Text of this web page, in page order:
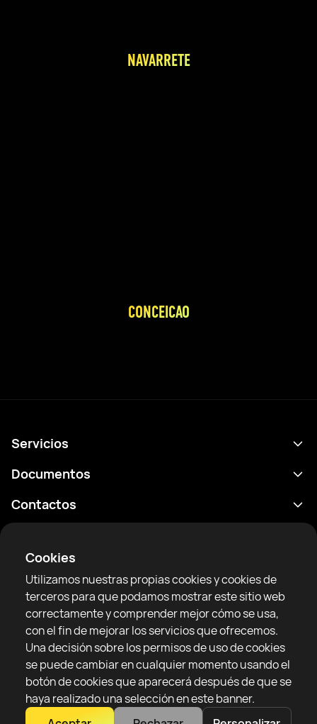
Cookies
Utilizamos nuestras propias cookies y cookies de
terceros para que podamos mostrar este sitio web
correctamente y comprender mejor cómo se usa,
con el fin de mejorar los servicios que ofrecemos.
Una decisión sobre los permisos de uso de cookies
se puede cambiar en cualquier momento usando el
botón de cookies que aparecerá después de que se
haya realizado una selección en este banner.
NAVARRETE
CONCEICAO
RTF United service limited
6 Burrows court, Liverpool, Reino Unido
Servicios
Calendario
Clasificaciones
Noticias
Artículos
Sparring Finder
Documentos
Política de privacidad
Condiciones de uso
Reglas de la comunidad
Contactos